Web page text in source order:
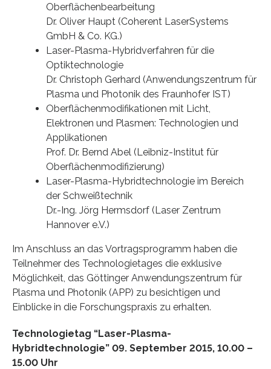
Oberflächenbearbeitung
Dr. Oliver Haupt (Coherent LaserSystems
GmbH & Co. KG.)
Laser-Plasma-Hybridverfahren für die
Optiktechnologie
Dr. Christoph Gerhard (Anwendungszentrum für
Plasma und Photonik des Fraunhofer IST)
Oberflächenmodifikationen mit Licht,
Elektronen und Plasmen: Technologien und
Applikationen
Prof. Dr. Bernd Abel (Leibniz-Institut für
Oberflächenmodifizierung)
Laser-Plasma-Hybridtechnologie im Bereich
der Schweißtechnik
Dr.-Ing. Jörg Hermsdorf (Laser Zentrum
Hannover e.V.)
Im Anschluss an das Vortragsprogramm haben die
Teilnehmer des Technologietages die exklusive
Möglichkeit, das Göttinger Anwendungszentrum für
Plasma und Photonik (APP) zu besichtigen und
Einblicke in die Forschungspraxis zu erhalten.
Technologietag “Laser-Plasma-
Hybridtechnologie” 09. September 2015, 10.00 –
15.00 Uhr